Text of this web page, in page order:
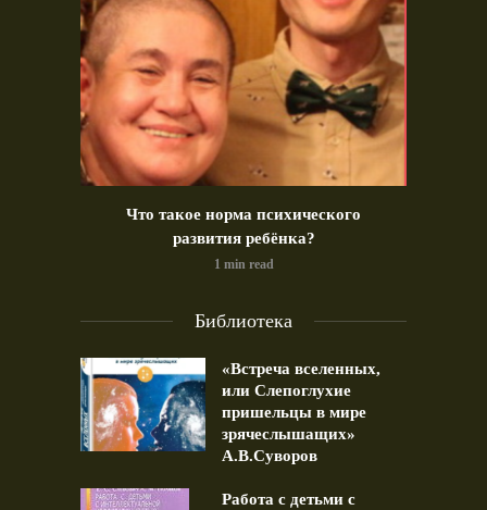
Что такое норма психического
развития ребёнка?
1 min read
Библиотека
«Встреча вселенных,
или Слепоглухие
пришельцы в мире
зрячеслышащих»
А.В.Суворов
Работа с детьми с